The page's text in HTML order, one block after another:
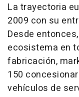
La trayectoria
2009 con su
Desde
ecosistema en
fabricación,
150
vehículos de